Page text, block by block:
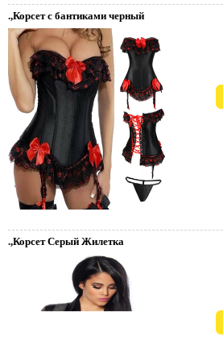
Пивной праздник.
.,Корсет с бантиками черный
.,Корсет Серый Жилетка